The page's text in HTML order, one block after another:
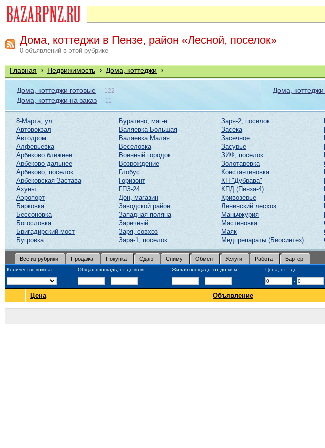
Дома, коттеджи в Пензе, район «Лесной, поселок»
0 объявлений в этой рубрике
Главная › Недвижимость › Дома, коттеджи ›
Дома, коттеджи готовые 122
Дома, коттеджи на заказ 11
Дома,
8-Марта, ул.
Автовокзал
Автодром
Алферьевка
Арбеково ближнее
Арбеково дальнее
Арбеково, поселок
Арбековская Застава
Ахуны
Аэропорт
Барковка
Бессоновка
Богословка
Бригадирский мост
Бугровка
Буратино, маг-н
Валяевка Большая
Валяевка Малая
Веселовка
Военный городок
Возрождение
Глобус
Горизонт
ГПЗ-24
Дон, магазин
Заводской район
Западная поляна
Заречный
Заря, совхоз
Заря-1, поселок
Заря-2, поселок
Засека
Засечное
Засурье
ЗИФ, поселок
Золотаревка
Константиновка
КП "Дубрава"
КПД (Пенза-4)
Кривозерье
Ленинский лесхоз
Маньчжурия
Мастиновка
Маяк
Медпрепараты (Биосинтез)
Все из рубрики Продажа Покупка Сдаю Сниму Обмен Услуги Работа Бартер
Количество комнат Общая площадь, от-до кв.м. Жилая площадь, от-до кв.м. Цена, от - до
- - -
Цена Объявление